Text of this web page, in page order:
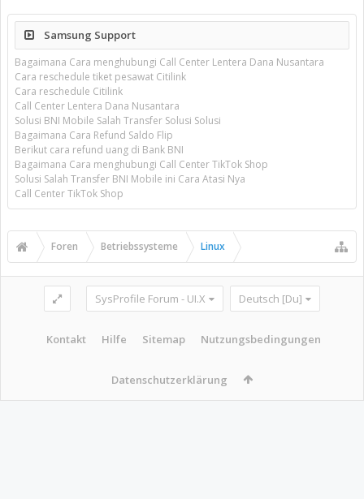
Samsung Support
Bagaimana Cara menghubungi Call Center Lentera Dana Nusantara
Cara reschedule tiket pesawat Citilink
Cara reschedule Citilink
Call Center Lentera Dana Nusantara
Solusi BNI Mobile Salah Transfer Solusi Solusi
Bagaimana Cara Refund Saldo Flip
Berikut cara refund uang di Bank BNI
Bagaimana Cara menghubungi Call Center TikTok Shop
Solusi Salah Transfer BNI Mobile ini Cara Atasi Nya
Call Center TikTok Shop
Foren Betriebssysteme Linux
SysProfile Forum - UI.X Deutsch [Du]
Kontakt Hilfe Sitemap Nutzungsbedingungen
Datenschutzerklärung